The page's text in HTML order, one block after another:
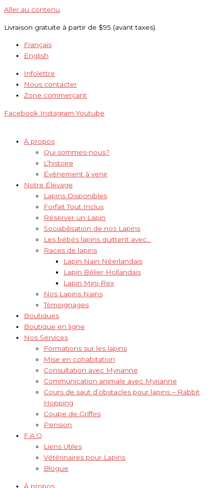
Aller au contenu
Livraison gratuite à partir de $95 (avant taxes).
Français
English
Infolettre
Nous contacter
Zone commerçant
Facebook Instagram Youtube
À propos
Qui sommes-nous?
L’histoire
Événement à venir
Notre Élevage
Lapins Disponibles
Forfait Tout Inclus
Réserver un Lapin
Sociabilisation de nos Lapins
Les bébés lapins quittent avec…
Races de lapins
Lapin Nain Néerlandais
Lapin Bélier Hollandais
Lapin Mini-Rex
Nos Lapins Nains
Témoignages
Boutiques
Boutique en ligne
Nos Services
Formations sur les lapins
Mise en cohabitation
Consultation avec Myrianne
Communication animale avec Myrianne
Cours de saut d’obstacles pour lapins – Rabbit
Hopping
Coupe de Griffes
Pension
F.A.Q
Liens Utiles
Vétérinaires pour Lapins
Blogue
À propos